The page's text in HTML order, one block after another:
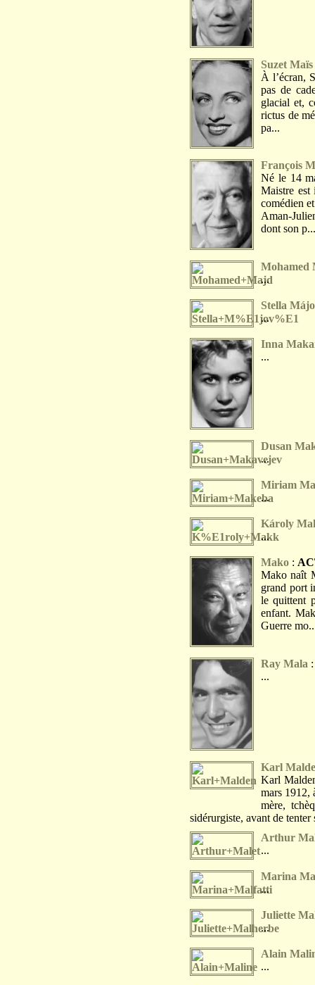
Suzet Maïs
À l’écran,
pas de
glacial et,
rictus de
pa...
François
Né le 14
Maistre est
comédien
Aman-
dont son p...
Mohamed
...
Stella
...
Inna
...
Dusan
...
Miriam
...
Károly
...
Mako :
Mako naît
grand port
le quittent
enfant.
Guerre
Ray Mala
...
Karl
Karl
mars 1912,
mère,
sidérurgiste, avant de tenter
Arthur
...
Marina
...
Juliette
...
Alain
...